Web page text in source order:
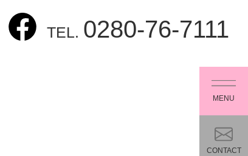
TEL. 0280-76-7111
MENU
CONTACT